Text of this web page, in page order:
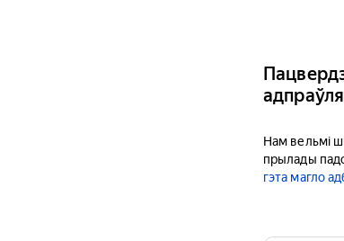
Нам вельмі
прылады
гэта магло